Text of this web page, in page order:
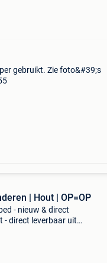
gebruikt. Zie foto&#39;s
| Hout | OP=OP
- nieuw & direct
- direct leverbaar uit